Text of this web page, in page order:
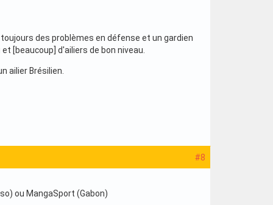
des problèmes en défense et un gardien
[beaucoup] d'ailiers de bon niveau.
ailier Brésilien.
#8
ou MangaSport (Gabon)